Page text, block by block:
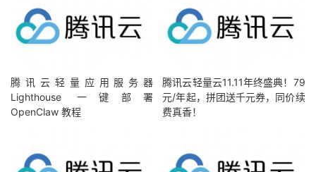
腾讯云轻量应用服务器
Lighthouse 一键部署
OpenClaw 教程
腾讯云轻量云11.11年终盛典！79
元/年起，拼团送千元券，同价续
费真香！